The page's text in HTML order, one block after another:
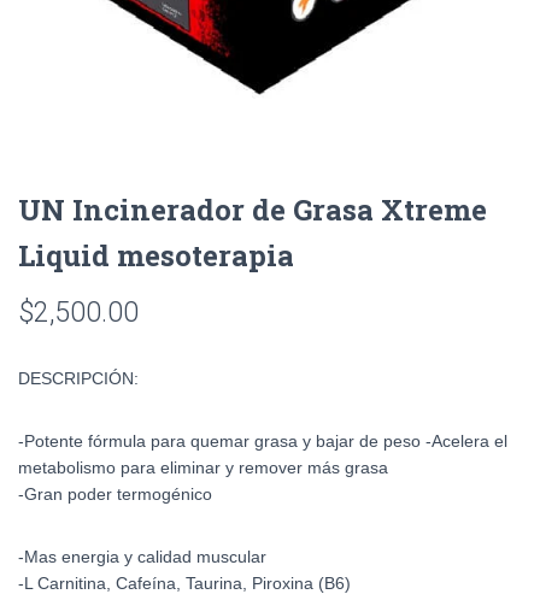
UN Incinerador de Grasa Xtreme
Liquid mesoterapia
$2,500.00
DESCRIPCIÓN:
-Potente fórmula para quemar grasa y bajar de peso -Acelera el
metabolismo para eliminar y remover más grasa
-Gran poder termogénico
-Mas energia y calidad muscular
-L Carnitina, Cafeína, Taurina, Piroxina (B6)